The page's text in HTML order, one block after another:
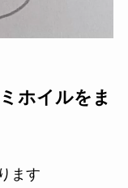
ホイルをま
ます